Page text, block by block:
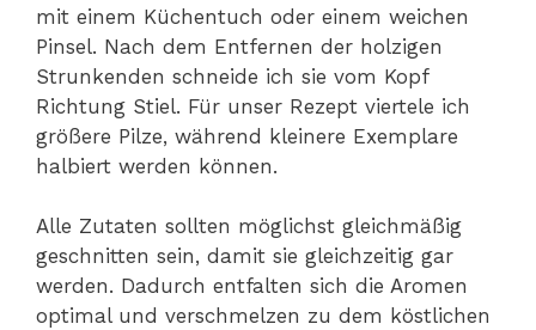
mit einem Küchentuch oder einem weichen
Pinsel. Nach dem Entfernen der holzigen
Strunkenden schneide ich sie vom Kopf
Richtung Stiel. Für unser Rezept viertele ich
größere Pilze, während kleinere Exemplare
halbiert werden können.
Alle Zutaten sollten möglichst gleichmäßig
geschnitten sein, damit sie gleichzeitig gar
werden. Dadurch entfalten sich die Aromen
optimal und verschmelzen zu dem köstlichen